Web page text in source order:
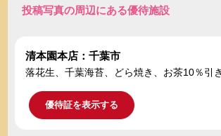
投稿写真の周辺にある優待施設
清本園本店：千葉市
落花生、千葉海苔、どら焼き、お茶10％引き
優待証を表示する